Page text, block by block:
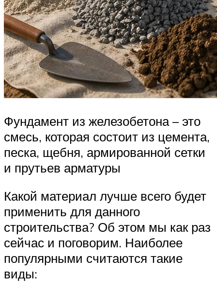
Фундамент из железобетона – это
смесь, которая состоит из цемента,
песка, щебня, армированной сетки
и прутьев арматуры
Какой материал лучше всего будет
применить для данного
строительства? Об этом мы как раз
сейчас и поговорим. Наиболее
популярными считаются такие
виды: